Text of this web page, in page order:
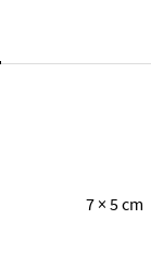
7 × 5 cm